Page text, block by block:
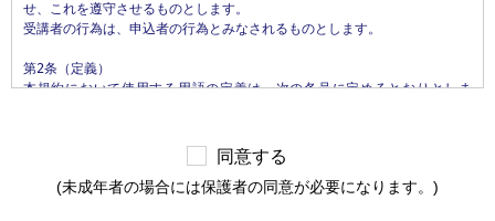
当社が個人情報を収集・利用する目的は、以下のとおりです。
1.当社サービスの提供・運営のため
む）
3.ユーザが利用中のサービスの新機能、更新情報、キャンペーン等および
5.利用規約に違反したユーザや、不正・不当な目的でサービスを利用しよ
うとするユーザの特定をし、ご利用をお断りするため
6.ユーザにご自身の登録情報の閲覧や変更、削除、ご利用状況の閲覧を行
せ、これを遵守させるものとします。
受講者の行為は、申込者の行為とみなされるものとします。
第2条（定義）
本規約において使用する用語の定義は、次の各号に定めるとおりとしま
2.「本サービス」　当社が運営するじんざい教習所（所在地: 栃木県真岡
市松山町26番4）において提供するすべてのサービスをいいます。なお、本
同意する
(未成年者の場合には保護者の同意が必要になります。)